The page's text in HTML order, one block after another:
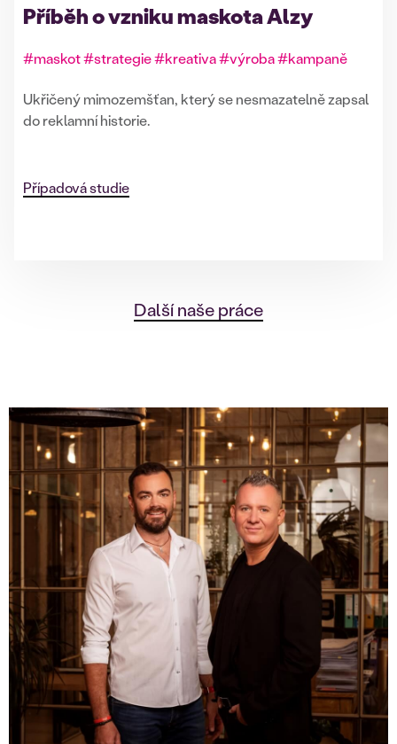
Příběh o vzniku maskota Alzy
#maskot #strategie #kreativa #výroba #kampaně
Ukřičený mimozemšťan, který se nesmazatelně zapsal
do reklamní historie.
Případová studie
Další naše práce